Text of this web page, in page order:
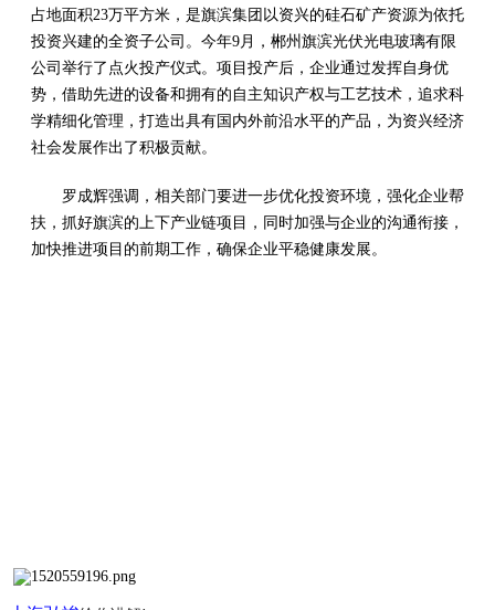
占地面积23万平方米，是旗滨集团以资兴的硅石矿产资源为依托
投资兴建的全资子公司。今年9月，郴州旗滨光伏光电玻璃有限
公司举行了点火投产仪式。项目投产后，企业通过发挥自身优
势，借助先进的设备和拥有的自主知识产权与工艺技术，追求科
学精细化管理，打造出具有国内外前沿水平的产品，为资兴经济
社会发展作出了积极贡献。
罗成辉强调，相关部门要进一步优化投资环境，强化企业帮
扶，抓好旗滨的上下产业链项目，同时加强与企业的沟通衔接，
加快推进项目的前期工作，确保企业平稳健康发展。